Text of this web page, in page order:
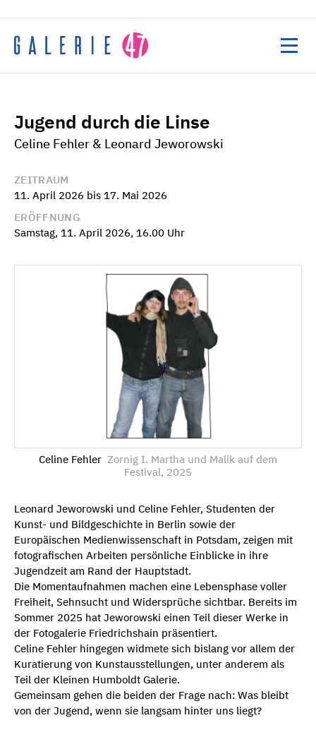
Veranstaltungen
Ausstellungen
Ausschreibung
Jugend durch die Linse
Celine Fehler & Leonard Jeworowski
ZEITRAUM
11. April 2026 bis 17. Mai 2026
ERÖFFNUNG
Samstag, 11. April 2026, 16.00 Uhr
Celine Fehler Zornig I. Martha und Malik auf dem
Festival, 2025
Leonard Jeworowski und Celine Fehler, Studenten der
Kunst- und Bildgeschichte in Berlin sowie der
Europäischen Medienwissenschaft in Potsdam, zeigen mit
fotografischen Arbeiten persönliche Einblicke in ihre
Jugendzeit am Rand der Hauptstadt.
Die Momentaufnahmen machen eine Lebensphase voller
Freiheit, Sehnsucht und Widersprüche sichtbar. Bereits im
Sommer 2025 hat Jeworowski einen Teil dieser Werke in
der Fotogalerie Friedrichshain präsentiert.
Celine Fehler hingegen widmete sich bislang vor allem der
Kuratierung von Kunstausstellungen, unter anderem als
Teil der Kleinen Humboldt Galerie.
Gemeinsam gehen die beiden der Frage nach: Was bleibt
von der Jugend, wenn sie langsam hinter uns liegt?